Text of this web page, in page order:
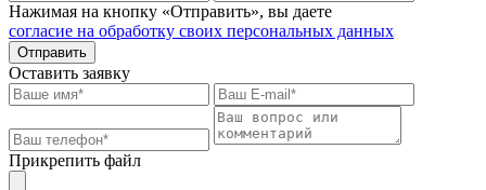
Нажимая на кнопку «Отправить», вы даете
согласие на обработку своих персональных данных
Отправить
Оставить заявку
Прикрепить файл